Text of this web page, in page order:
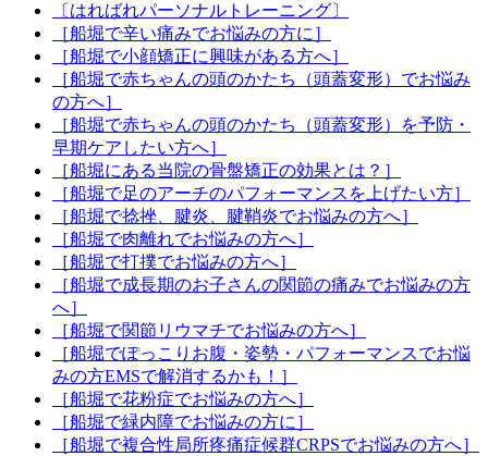
〔はればれパーソナルトレーニング〕
［船堀で辛い痛みでお悩みの方に］
［船堀で小顔矯正に興味がある方へ］
［船堀で赤ちゃんの頭のかたち（頭蓋変形）でお悩み
の方へ］
［船堀で赤ちゃんの頭のかたち（頭蓋変形）を予防・
早期ケアしたい方へ］
［船堀にある当院の骨盤矯正の効果とは？］
［船堀で足のアーチのパフォーマンスを上げたい方］
［船堀で捻挫、腱炎、腱鞘炎でお悩みの方へ］
［船堀で肉離れでお悩みの方へ］
［船堀で打撲でお悩みの方へ］
［船堀で成長期のお子さんの関節の痛みでお悩みの方
へ］
［船堀で関節リウマチでお悩みの方へ］
［船堀でぽっこりお腹・姿勢・パフォーマンスでお悩
みの方EMSで解消するかも！］
［船堀で花粉症でお悩みの方へ］
［船堀で緑内障でお悩みの方に］
［船堀で複合性局所疼痛症候群CRPSでお悩みの方へ］